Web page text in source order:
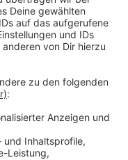
Schaden für den
Die Polizei
nicht einfach
Wer angerufen
rausgeben
Rechner
auch noch mal